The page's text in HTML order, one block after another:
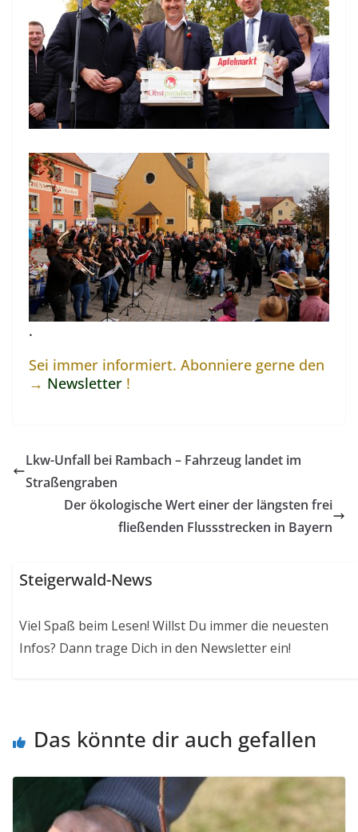
.
Sei immer informiert. Abonniere gerne den
→ Newsletter !
Lkw-Unfall bei Rambach – Fahrzeug landet im
Straßengraben
Der ökologische Wert einer der längsten frei
fließenden Flussstrecken in Bayern
Steigerwald-News
Viel Spaß beim Lesen! Willst Du immer die neuesten
Infos? Dann trage Dich in den Newsletter ein!
Das könnte dir auch gefallen